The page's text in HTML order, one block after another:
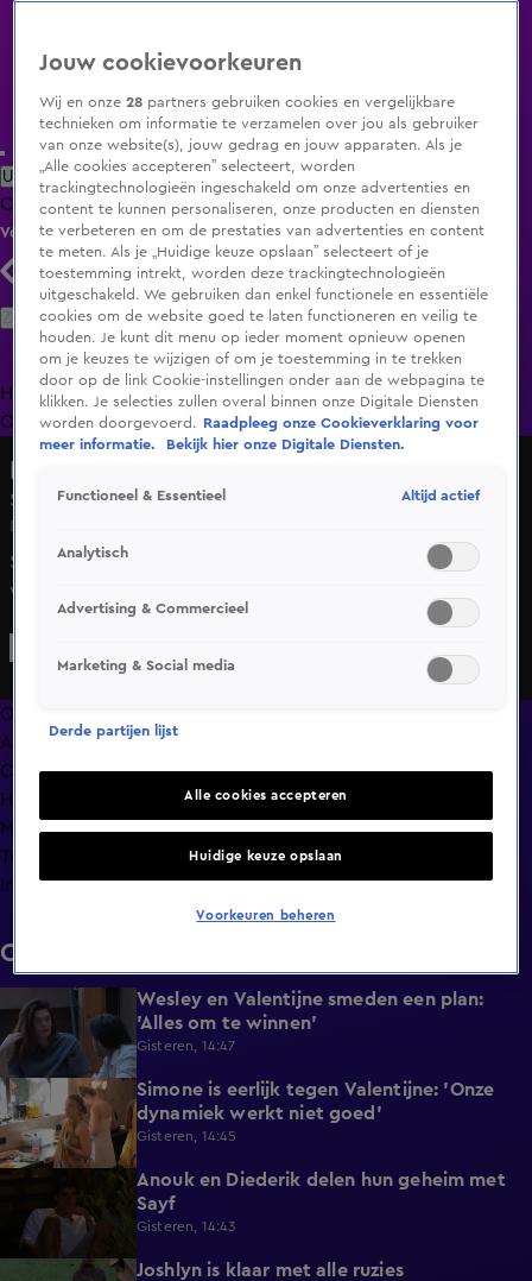
Uitzending Gemist Populaire programma's Zenders Genres
ClipsFilmsRadioSmart TV inlogShop
Volg KIJK
Zoeken
HomeUitzending Gemist Programma's De Bondgenoten
OranjezomerLivestreamsShop
Sayf is weer helemaal zen
Di 19 mei, 16:28
Sayf zoekt zijn rustmomentje op, maar Mila en Bonnie
weten niet helemaal wat ze ervan moeten denken.
Overzicht
Afleveringen
Clips
Hoe is het nu met?
Macdate met Nick Eshuis
Terugblik
Info
Clips
0:26
Wesley en Valentijne smeden een plan:
'Alles om te winnen'
Gisteren, 14:47
1:12
Simone is eerlijk tegen Valentijne: 'Onze
dynamiek werkt niet goed'
Gisteren, 14:45
0:48
Anouk en Diederik delen hun geheim met
Sayf
Gisteren, 14:43
Joshlyn is klaar met alle ruzies
Jouw cookievoorkeuren
Wij en onze28 partners gebruiken cookies en vergelijkbare
technieken om informatie te verzamelen over jou als gebruiker
van onze website(s), jouw gedrag en jouw apparaten. Als je
„Alle cookies accepteren” selecteert, worden
trackingtechnologieën ingeschakeld om onze advertenties en
content te kunnen personaliseren, onze producten en diensten
te verbeteren en om de prestaties van advertenties en content
te meten. Als je „Huidige keuze opslaan” selecteert of je
toestemming intrekt, worden deze trackingtechnologieën
uitgeschakeld. We gebruiken dan enkel functionele en essentiële
cookies om de website goed te laten functioneren en veilig te
houden. Je kunt dit menu op ieder moment opnieuw openen
om je keuzes te wijzigen of om je toestemming in te trekken
door op de link Cookie-instellingen onder aan de webpagina te
klikken. Je selecties zullen overal binnen onze Digitale Diensten
worden doorgevoerd.
Raadpleeg onze Cookieverklaring voor
meer informatie.
Bekijk hier onze Digitale Diensten.
Functioneel & Essentieel Altijd actief
Analytisch
Advertising & Commercieel
Marketing & Social media
Derde partijen lijst
Alle cookies accepteren
Huidige keuze opslaan
Voorkeuren beheren